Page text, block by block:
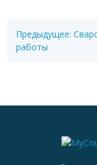
Предыдущее:
работы